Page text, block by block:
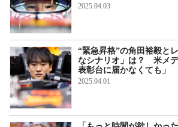
2025.04.03
“緊急昇格”の角田裕毅と
なシナリオ」は？ 米メデ
表彰台に届かなくても」
2025.04.01